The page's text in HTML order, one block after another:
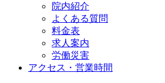
院内紹介
よくある質問
料金表
求人案内
労働災害
アクセス・営業時間